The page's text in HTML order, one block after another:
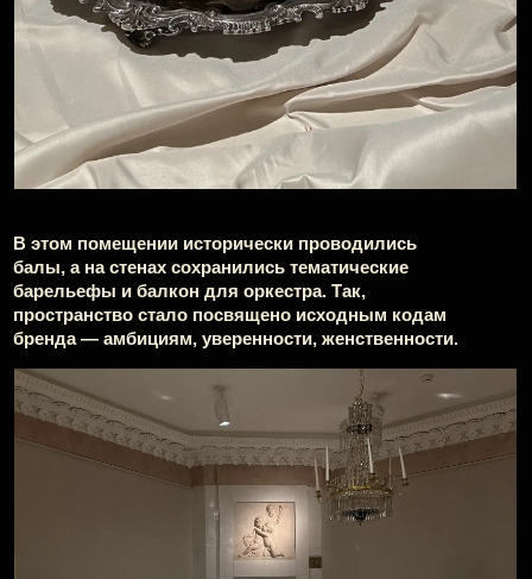
традициям и одновременно инновационному
подходу к моде, в бальном зале гостей встречал
необычный музыкальный дуэт — оркестр
в сопровождении диджея исполнял каверы
на современные поп-хиты.